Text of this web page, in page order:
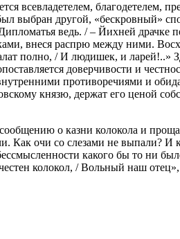
всевладетелем, благодетелем,
другой, «бескровный»
ведь. / – Йихней драчке
внеся распрю между ними.
полно, / И людишек, и ларей!..»
доверчивости и
противоречиями и
князю, держат его ценой
о казни колокола и
Как очи со слезами не выпали? И
какого бы то ни
колокол, / Вольный наш